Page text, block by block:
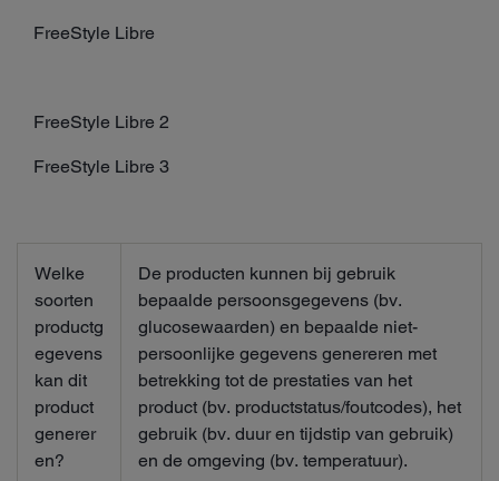
FreeStyle Libre
FreeStyle Libre 2
FreeStyle Libre 3
Welke
soorten
productg
egevens
kan dit
product
generer
en?
De producten kunnen bij gebruik
bepaalde persoonsgegevens (bv.
glucosewaarden) en bepaalde niet-
persoonlijke gegevens genereren met
betrekking tot de prestaties van het
product (bv. productstatus/foutcodes), het
gebruik (bv. duur en tijdstip van gebruik)
en de omgeving (bv. temperatuur).